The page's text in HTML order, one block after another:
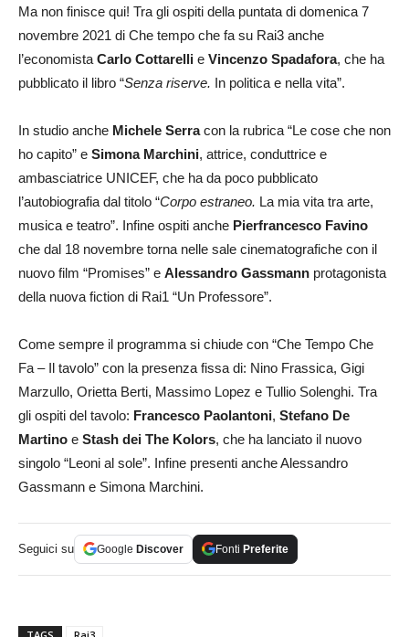
Ma non finisce qui! Tra gli ospiti della puntata di domenica 7
novembre 2021 di Che tempo che fa su Rai3 anche
l’economista Carlo Cottarelli e Vincenzo Spadafora, che ha
pubblicato il libro “Senza riserve. In politica e nella vita”.
In studio anche Michele Serracon la rubrica “Le cose che non
ho capito” e Simona Marchini, attrice, conduttrice e
ambasciatrice UNICEF, che ha da poco pubblicato
l’autobiografia dal titolo “Corpo estraneo. La mia vita tra arte,
musica e teatro”. Infine ospiti anche Pierfrancesco Favino
che dal 18 novembre torna nelle sale cinematografiche con il
nuovo film “Promises” e Alessandro Gassmann protagonista
della nuova fiction di Rai1 “Un Professore”.
Come sempre il programma si chiude con “Che Tempo Che
Fa – Il tavolo” con la presenza fissa di: Nino Frassica, Gigi
Marzullo, Orietta Berti, Massimo Lopez e Tullio Solenghi. Tra
gli ospiti del tavolo: Francesco Paolantoni, Stefano De
Martino e Stash dei The Kolors, che ha lanciato il nuovo
singolo “Leoni al sole”. Infine presenti anche Alessandro
Gassmann e Simona Marchini.
Seguici su Google Discover Fonti Preferite